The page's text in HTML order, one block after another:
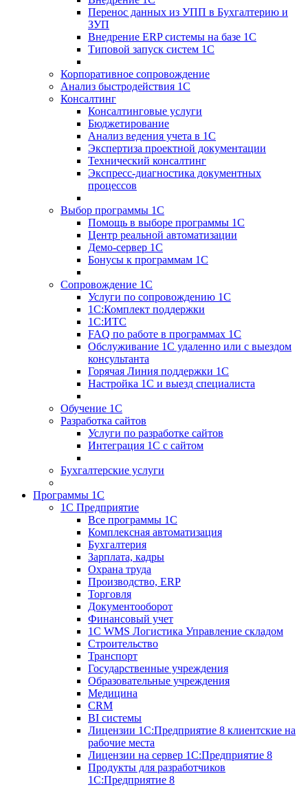
Перенос данных из УПП в Бухгалтерию и
ЗУП
Внедрение ERP системы на базе 1С
Типовой запуск систем 1С
Корпоративное сопровождение
Анализ быстродействия 1С
Консалтинг
Консалтинговые услуги
Бюджетирование
Анализ ведения учета в 1С
Экспертиза проектной документации
Технический консалтинг
Экспресс-диагностика документных
процессов
Выбор программы 1С
Помощь в выборе программы 1С
Центр реальной автоматизации
Демо-сервер 1С
Бонусы к программам 1С
Сопровождение 1С
Услуги по сопровождению 1С
1С:Комплект поддержки
1С:ИТС
FAQ по работе в программах 1С
Обслуживание 1С удаленно или с выездом
консультанта
Горячая Линия поддержки 1С
Настройка 1С и выезд специалиста
Обучение 1С
Разработка сайтов
Услуги по разработке сайтов
Интеграция 1С с сайтом
Бухгалтерские услуги
Программы 1С
1С Предприятие
Все программы 1С
Комплексная автоматизация
Бухгалтерия
Зарплата, кадры
Охрана труда
Производство, ERP
Торговля
Документооборот
Финансовый учет
1С WMS Логистика Управление складом
Строительство
Транспорт
Государственные учреждения
Образовательные учреждения
Медицина
CRM
BI системы
Лицензии 1С:Предприятие 8 клиентские на
рабочие места
Лицензии на сервер 1С:Предприятие 8
Продукты для разработчиков
1С:Предприятие 8